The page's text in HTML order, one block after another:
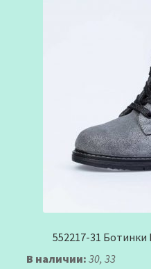
552217-31
В наличии: 30, 33